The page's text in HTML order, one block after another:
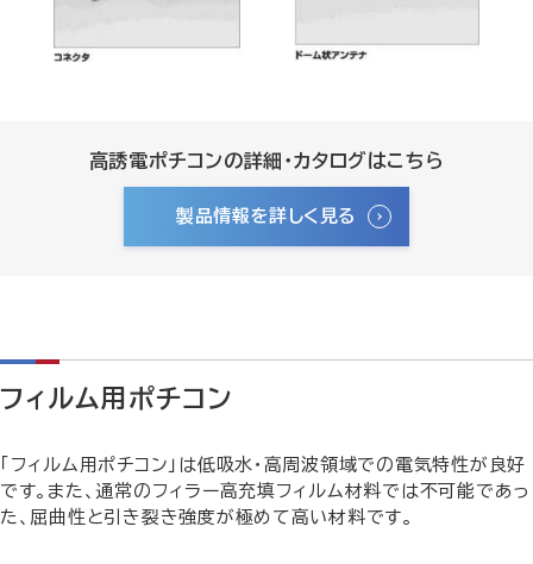
高誘電ポチコンの詳細・カタログはこちら
製品情報を詳しく見る
フィルム用ポチコン
「フィルム用ポチコン」は低吸水・高周波領域での電気特性が良好
です。また、通常のフィラー高充填フィルム材料では不可能であっ
た、屈曲性と引き裂き強度が極めて高い材料です。